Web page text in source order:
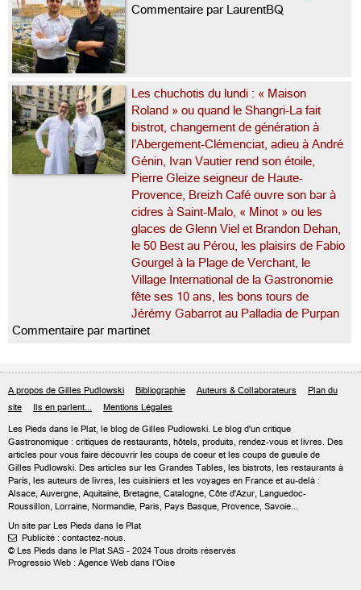
Commentaire par LaurentBQ
Les chuchotis du lundi : « Maison
Roland » ou quand le Shangri-La fait
bistrot, changement de génération à
l’Abergement-Clémenciat, adieu à André
Génin, Ivan Vautier rend son étoile,
Pierre Gleize seigneur de Haute-
Provence, Breizh Café ouvre son bar à
cidres à Saint-Malo, « Minot » ou les
glaces de Glenn Viel et Brandon Dehan,
le 50 Best au Pérou, les plaisirs de Fabio
Gourgel à la Plage de Verchant, le
Village International de la Gastronomie
fête ses 10 ans, les bons tours de
Jérémy Gabarrot au Palladia de Purpan
Commentaire par martinet
A propos de Gilles Pudlowski Bibliographie Auteurs & Collaborateurs
Plan du
site
Ils en parlent... Mentions Légales
Les Pieds dans le Plat, le blog de Gilles Pudlowski. Le blog d'un critique
Gastronomique : critiques de restaurants, hôtels, produits, rendez-vous et livres. Des
articles pour vous faire découvrir les coups de coeur et les coups de gueule de
Gilles Pudlowski. Des articles sur les Grandes Tables, les bistrots, les restaurants à
Paris, les auteurs de livres, les cuisiniers et les voyages en France et au-delà :
Alsace, Auvergne, Aquitaine, Bretagne, Catalogne, Côte d'Azur, Languedoc-
Roussillon, Lorraine, Normandie, Paris, Pays Basque, Provence, Savoie...
Un site par Les Pieds dans le Plat
 Publicité : contactez-nous.
© Les Pieds dans le Plat SAS - 2024 Tous droits réservés
Progressio Web : Agence Web dans l'Oise